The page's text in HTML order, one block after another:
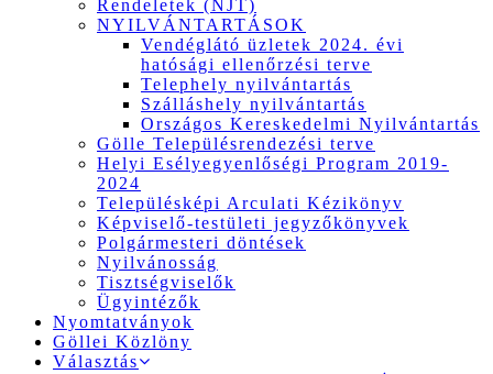
Rendeletek (NJT)
NYILVÁNTARTÁSOK
Vendéglátó üzletek 2024. évi
hatósági ellenőrzési terve
Telephely nyilvántartás
Szálláshely nyilvántartás
Országos Kereskedelmi Nyilvántartás
Gölle Településrendezési terve
Helyi Esélyegyenlőségi Program 2019-
2024
Településképi Arculati Kézikönyv
Képviselő-testületi jegyzőkönyvek
Polgármesteri döntések
Nyilvánosság
Tisztségviselők
Ügyintézők
Nyomtatványok
Göllei Közlöny
Választás